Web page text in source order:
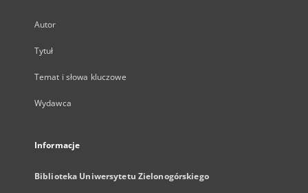
Autor
Tytuł
Temat i słowa kluczowe
Wydawca
Informacje
Biblioteka Uniwersytetu Zielonogórskiego